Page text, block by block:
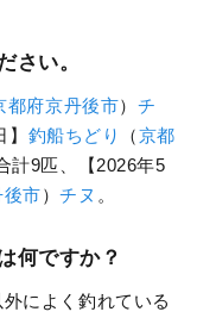
さい。
都府京丹後市） チ
釣船ちどり （京都
計9匹、【2026年5
後市）チヌ 。
何ですか？
外によく釣れている